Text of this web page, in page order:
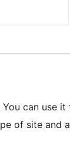
You can use
of site and